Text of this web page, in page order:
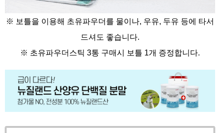
※ 보틀을 이용해 초유파우더를 물이나, 우유, 두유 등에 타서
드셔도 좋습니다.
※ 초유파우더스틱 3통 구매시 보틀 1개 증정합니다.